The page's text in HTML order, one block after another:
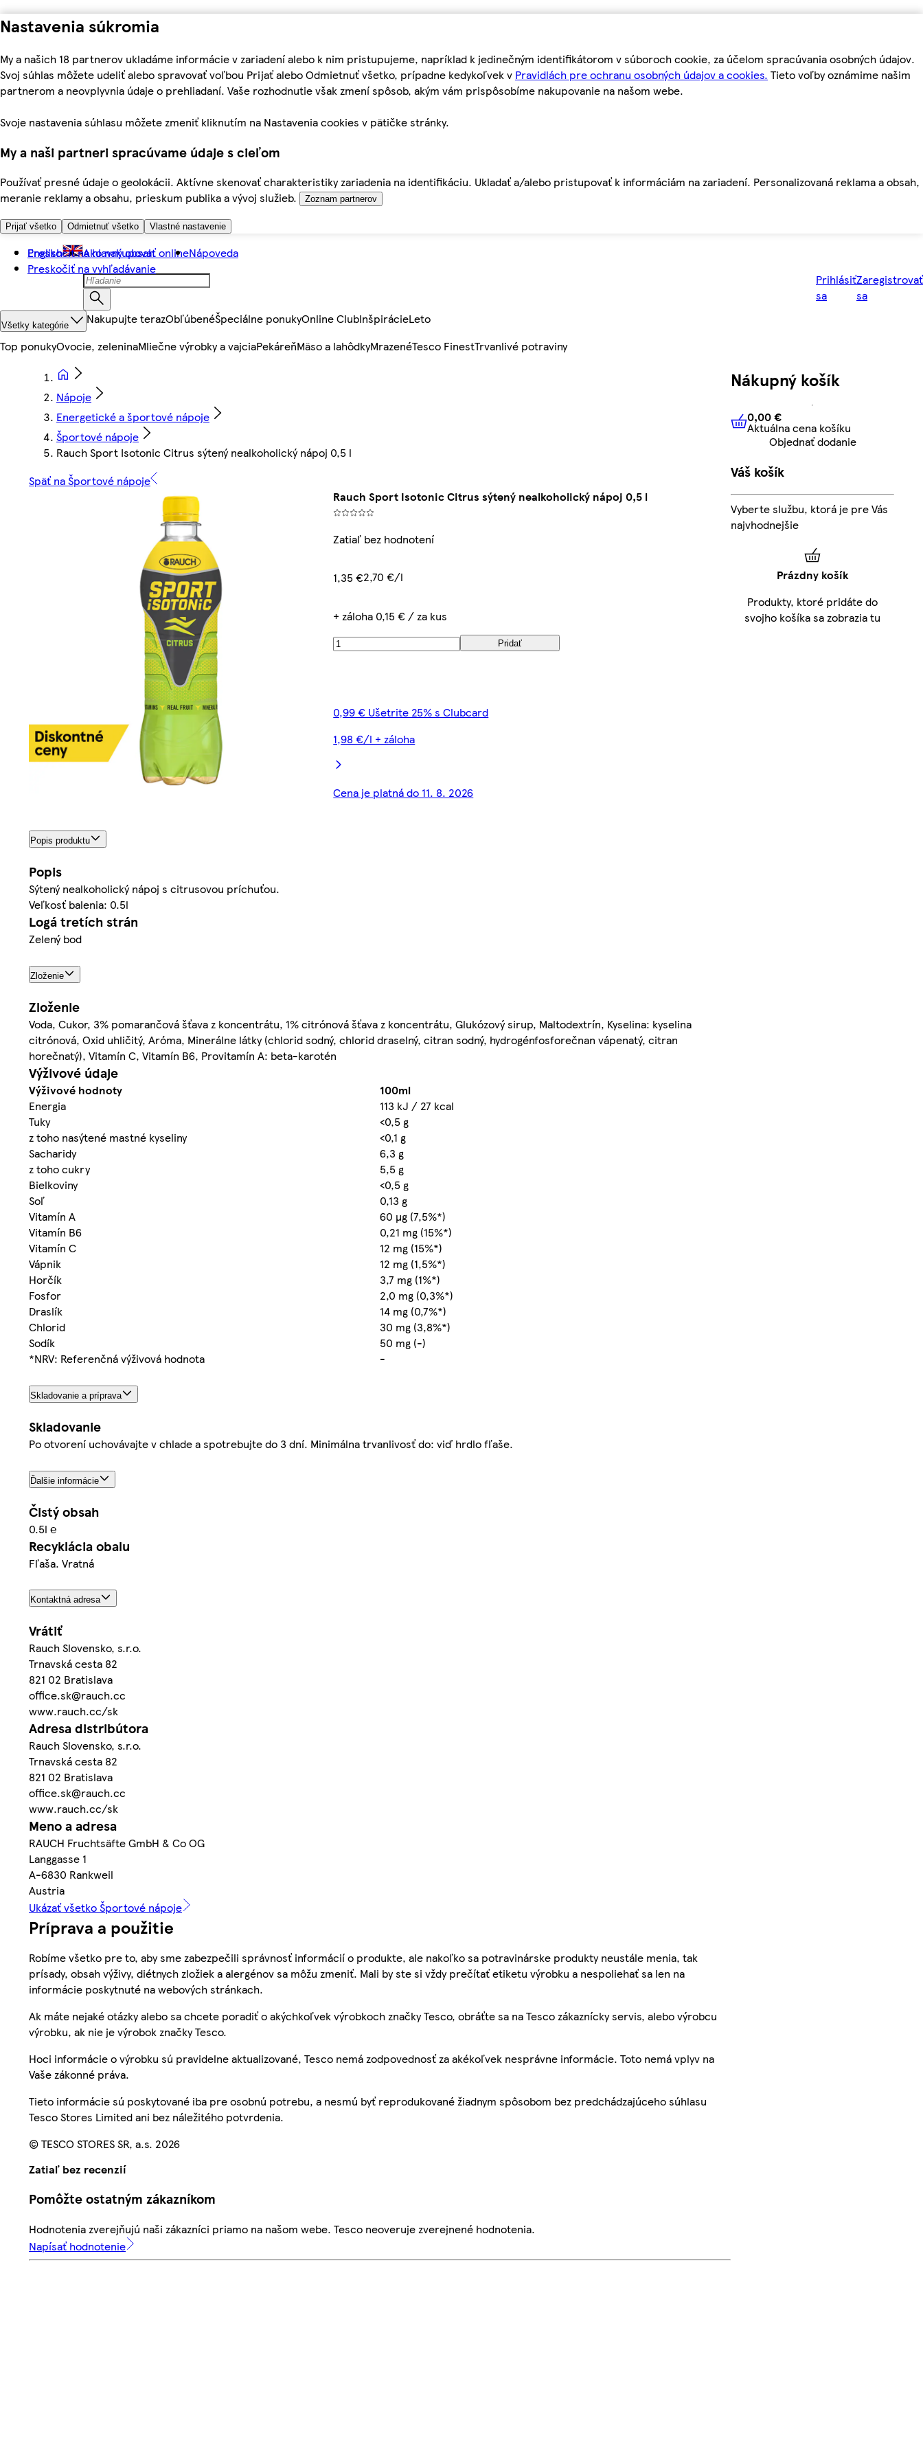
Nastavenia súkromia
My a našich 18 partnerov ukladáme informácie v zariadení alebo k nim pristupujeme, napríklad k jedinečným identifikátorom v súboroch cookie, za účelom spracúvania osobných údajov.
Svoj súhlas môžete udeliť alebo spravovať voľbou Prijať alebo Odmietnuť všetko, prípadne kedykoľvek v Pravidlách pre ochranu osobných údajov a cookies. Tieto voľby oznámime našim
partnerom a neovplyvnia údaje o prehliadaní. Vaše rozhodnutie však zmení spôsob, akým vám prispôsobíme nakupovanie na našom webe.
Svoje nastavenia súhlasu môžete zmeniť kliknutím na Nastavenia cookies v pätičke stránky.
My a naši partneri spracúvame údaje s cieľom
Používať presné údaje o geolokácii. Aktívne skenovať charakteristiky zariadenia na identifikáciu. Ukladať a/alebo pristupovať k informáciám na zariadení. Personalizovaná reklama a obsah,
meranie reklamy a obsahu, prieskum publika a vývoj služieb.
Zoznam partnerov
Prijať všetko Odmietnuť všetko Vlastné nastavenie
Preskočiť na hlavný obsah
Preskočiť na vyhľadávanie
English Ako nakupovať onlineNápoveda
Prihlásiť
sa
Zaregistrovať
sa
Všetky kategórie Nakupujte terazObľúbenéŠpeciálne ponukyOnline ClubInšpirácieLeto
Top ponukyOvocie, zeleninaMliečne výrobky a vajciaPekáreňMäso a lahôdkyMrazenéTesco FinestTrvanlivé potraviny
Nápoje
Energetické a športové nápoje
Športové nápoje
Rauch Sport Isotonic Citrus sýtený nealkoholický nápoj 0,5 l
Späť na Športové nápoje
Rauch Sport Isotonic Citrus sýtený nealkoholický nápoj 0,5 l
Zatiaľ bez hodnotení
1,35 €2,70 €/l
+ záloha 0,15 € / za kus
Pridať
0,99 € Ušetrite 25% s Clubcard
1,98 €/l + záloha
Cena je platná do 11. 8. 2026
Popis produktu
Popis
Sýtený nealkoholický nápoj s citrusovou príchuťou.
Veľkosť balenia: 0.5l
Logá tretích strán
Zelený bod
Zloženie
Zloženie
Voda, Cukor, 3% pomarančová šťava z koncentrátu, 1% citrónová šťava z koncentrátu, Glukózový sirup, Maltodextrín, Kyselina: kyselina
citrónová, Oxid uhličitý, Aróma, Minerálne látky (chlorid sodný, chlorid draselný, citran sodný, hydrogénfosforečnan vápenatý, citran
horečnatý), Vitamín C, Vitamín B6, Provitamín A: beta-karotén
Výživové údaje
Výživové hodnoty
100ml
Energia
113 kJ / 27 kcal
Tuky
<0,5 g
z toho nasýtené mastné kyseliny
<0,1 g
Sacharidy
6,3 g
z toho cukry
5,5 g
Bielkoviny
<0,5 g
Soľ
0,13 g
Vitamín A
60 µg (7,5%*)
Vitamín B6
0,21 mg (15%*)
Vitamín C
12 mg (15%*)
Vápnik
12 mg (1,5%*)
Horčík
3,7 mg (1%*)
Fosfor
2,0 mg (0,3%*)
Draslík
14 mg (0,7%*)
Chlorid
30 mg (3,8%*)
Sodík
50 mg (-)
*NRV: Referenčná výživová hodnota
-
Skladovanie a príprava
Skladovanie
Po otvorení uchovávajte v chlade a spotrebujte do 3 dní. Minimálna trvanlivosť do: viď hrdlo fľaše.
Ďalšie informácie
Čistý obsah
0.5l ℮
Recyklácia obalu
Fľaša. Vratná
Kontaktná adresa
Vrátiť
Rauch Slovensko, s.r.o.
Trnavská cesta 82
821 02 Bratislava
office.sk@rauch.cc
www.rauch.cc/sk
Adresa distribútora
Rauch Slovensko, s.r.o.
Trnavská cesta 82
821 02 Bratislava
office.sk@rauch.cc
www.rauch.cc/sk
Meno a adresa
RAUCH Fruchtsäfte GmbH & Co OG
Langgasse 1
A-6830 Rankweil
Austria
Ukázať všetko Športové nápoje
Príprava a použitie
Robíme všetko pre to, aby sme zabezpečili správnosť informácií o produkte, ale nakoľko sa potravinárske produkty neustále menia, tak
prísady, obsah výživy, diétnych zložiek a alergénov sa môžu zmeniť. Mali by ste si vždy prečítať etiketu výrobku a nespoliehať sa len na
informácie poskytnuté na webových stránkach.
Ak máte nejaké otázky alebo sa chcete poradiť o akýchkoľvek výrobkoch značky Tesco, obráťte sa na Tesco zákaznícky servis, alebo výrobcu
výrobku, ak nie je výrobok značky Tesco.
Hoci informácie o výrobku sú pravidelne aktualizované, Tesco nemá zodpovednosť za akékoľvek nesprávne informácie. Toto nemá vplyv na
Vaše zákonné práva.
Tieto informácie sú poskytované iba pre osobnú potrebu, a nesmú byť reprodukované žiadnym spôsobom bez predchádzajúceho súhlasu
Tesco Stores Limited ani bez náležitého potvrdenia.
© TESCO STORES SR, a.s. 2026
Zatiaľ bez recenzií
Pomôžte ostatným zákazníkom
Hodnotenia zverejňujú naši zákazníci priamo na našom webe. Tesco neoveruje zverejnené hodnotenia.
Napísať hodnotenie
Nákupný košík
0,00 € Aktuálna cena košíku
0,00 €
Aktuálna cena košíku
Objednať dodanie
Váš košík
Vyberte službu, ktorá je pre Vás
najvhodnejšie
Prázdny košík
Produkty, ktoré pridáte do
svojho košíka sa zobrazia tu